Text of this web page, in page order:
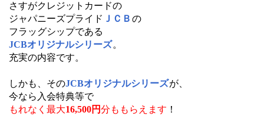
さすがクレジットカードの
ジャパニーズプライド ＪＣＢ の
フラッグシップである
JCBオリジナルシリーズ。
充実の内容です。
しかも、そのJCBオリジナルシリーズが、
今なら入会特典等で
もれなく最大16,500円分ももらえます ！